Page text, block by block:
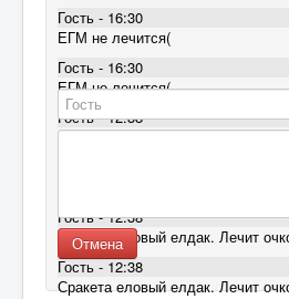
Гость - 16:30
ЕГМ не лечится(
Гость - 16:30
ЕГМ не лечится(
Гость - 12:38
Сракета еловый елдак. Лечит
Сракета еловый елдак. Лечит
Гость - 12:38
Сракета еловый елдак. Лечит
Гость - 12:38
Сракета еловый елдак. Лечит
Отмена